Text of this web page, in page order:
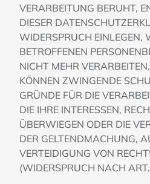
VERARBEITUNG BERUHT,
DIESER
WIDERSPRUCH EINLEGEN,
BETROFFENEN
NICHT MEHR
KÖNNEN ZWINGENDE
GRÜNDE FÜR DIE
DIE IHRE INTERESSEN,
ÜBERWIEGEN ODER DIE
DER GELTENDMACHUNG,
VERTEIDIGUNG VON
(WIDERSPRUCH NACH